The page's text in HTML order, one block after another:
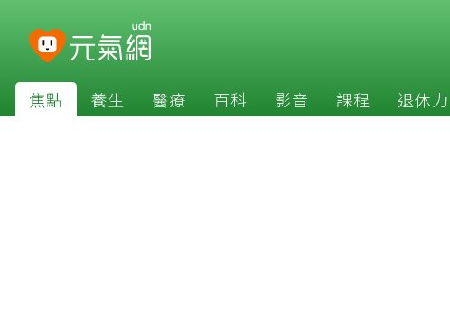
焦點 養生 醫療 百科 影音 課程 退休力